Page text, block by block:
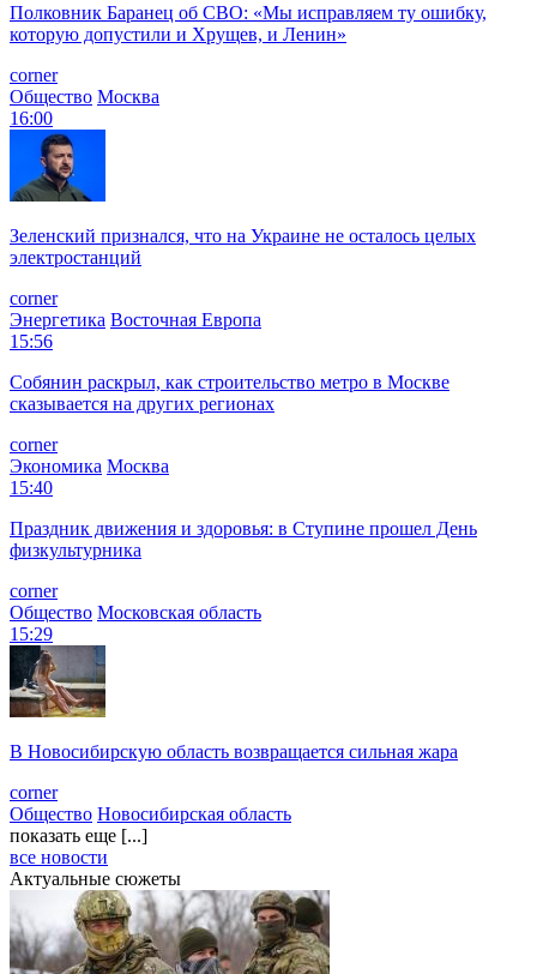
Полковник Баранец об СВО: «Мы исправляем ту ошибку,
которую допустили и Хрущев, и Ленин»
corner
Общество Москва
16:00
Зеленский признался, что на Украине не осталось целых
электростанций
corner
Энергетика Восточная Европа
15:56
Собянин раскрыл, как строительство метро в Москве
сказывается на других регионах
corner
Экономика Москва
15:40
Праздник движения и здоровья: в Ступине прошел День
физкультурника
corner
Общество Московская область
15:29
В Новосибирскую область возвращается сильная жара
corner
Общество Новосибирская область
показать еще [...]
все новости
Актуальные сюжеты